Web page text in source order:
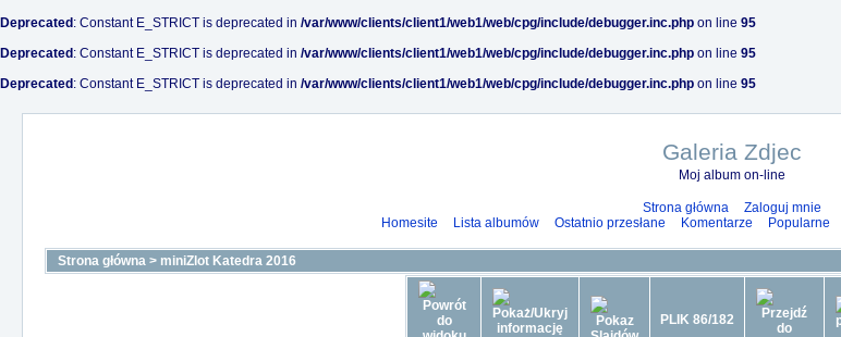
Deprecated : Constant E_STRICT is deprecated in /var/www/clients/client1/web1/web/cpg/include/debugger.inc.php on line 95
Deprecated : Constant E_STRICT is deprecated in /var/www/clients/client1/web1/web/cpg/include/debugger.inc.php on line 95
Deprecated : Constant E_STRICT is deprecated in /var/www/clients/client1/web1/web/cpg/include/debugger.inc.php on line 95
Galeria Zdjec
Moj album on-line
Strona główna
Zaloguj mnie
Homesite
Lista albumów Ostatnio przesłane Komentarze Popularne
Strona główna > miniZlot Katedra 2016
PLIK 86/182